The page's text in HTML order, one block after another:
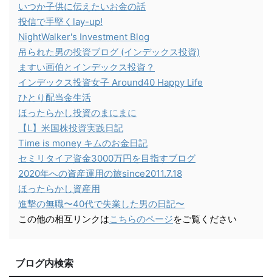
いつか子供に伝えたいお金の話
投信で手堅くlay-up!
NightWalker's Investment Blog
吊られた男の投資ブログ (インデックス投資)
ますい画伯とインデックス投資？
インデックス投資女子 Around40 Happy Life
ひとり配当金生活
ほったらかし投資のまにまに
【L】米国株投資実践日記
Time is money キムのお金日記
セミリタイア資金3000万円を目指すブログ
2020年への資産運用の旅since2011.7.18
ほったらかし資産用
進撃の無職〜40代で失業した男の日記〜
この他の相互リンクはこちらのページをご覧ください
ブログ内検索